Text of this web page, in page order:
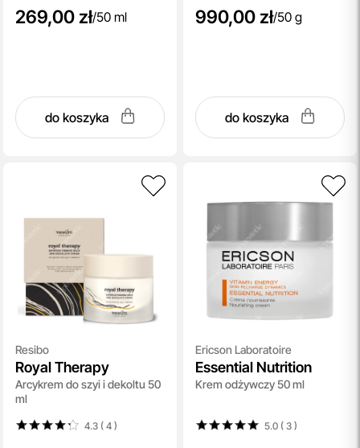
269,00 zł/50 ml
do koszyka
990,00 zł/50 g
do koszyka
Resibo
Royal Therapy
Arcykrem do szyi i dekoltu 50
ml
4.3 ( 4)
Ericson Laboratoire
Essential Nutrition
Krem odżywczy 50 ml
5.0 ( 3)